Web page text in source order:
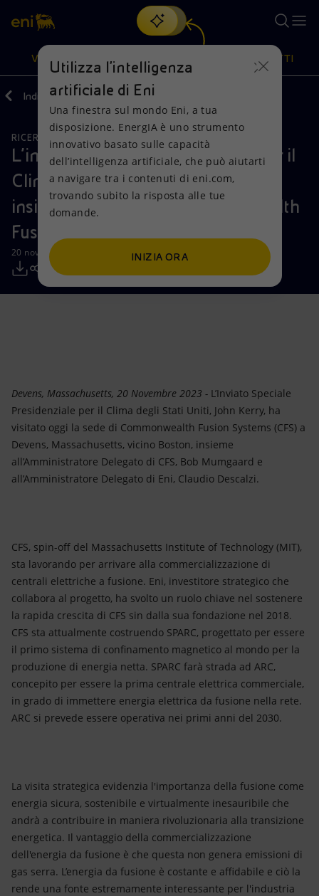
Cerca
scopri EnergIA, la nostra nuova soluzione di intelligenza
artificiale.
VISIONE
Visione
Mission e valori
Persone e Partnership
Net Zero
Modello satellitare
Scenari energetici
Azioni
Diversificazione energetica
Tecnologie per la transizione
Collaborazioni per l'innovazione
Attività nel mondo
PRODOTTI
Prodotti
Casa
Imprese
Mobilità
Indietro Media Comunicati Stampa
RICERCA, SVILUPPO E TECNOLOGIA
L’inviato Speciale Presidenziale per il
Clima degli Stati Uniti John Kerry
insieme a Eni visita il Commonwealth
Fusion Systems
20 novembre 2023 - 21:24 CET
Devens, Massachusetts, 20 Novembre 2023 - L’Inviato Speciale
Presidenziale per il Clima degli Stati Uniti, John Kerry, ha
visitato oggi la sede di Commonwealth Fusion Systems (CFS) a
Devens, Massachusetts, vicino Boston, insieme
all’Amministratore Delegato di CFS, Bob Mumgaard e
all’Amministratore Delegato di Eni, Claudio Descalzi.
CFS, spin-off del Massachusetts Institute of Technology (MIT),
sta lavorando per arrivare alla commercializzazione di
centrali elettriche a fusione. Eni, investitore strategico che
collabora al progetto, ha svolto un ruolo chiave nel sostenere
la rapida crescita di CFS sin dalla sua fondazione nel 2018.
CFS sta attualmente costruendo SPARC, progettato per essere
il primo sistema di confinamento magnetico al mondo per la
produzione di energia netta. SPARC farà strada ad ARC,
concepito per essere la prima centrale elettrica commerciale,
in grado di immettere energia elettrica da fusione nella rete.
ARC si prevede essere operativa nei primi anni del 2030.
La visita strategica evidenzia l'importanza della fusione come
energia sicura, sostenibile e virtualmente inesauribile che
andrà a contribuire in maniera rivoluzionaria alla transizione
energetica. Il vantaggio della commercializzazione
dell'energia da fusione è che questa non genera emissioni di
gas serra. L’energia da fusione è costante e affidabile e ciò la
rende una fonte estremamente interessante per l'industria
Utilizza l'intelligenza
artificiale di Eni
Una finestra sul mondo Eni, a tua
disposizione. EnergIA è uno strumento
innovativo basato sulle capacità
dell’intelligenza artificiale, che può aiutarti
a navigare tra i contenuti di eni.com,
trovando subito la risposta alle tue
domande.
INIZIA ORA